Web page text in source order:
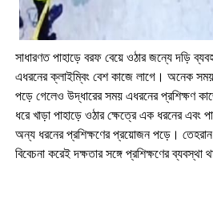
সাধারণত পাহাড়ে বরফ বেয়ে ওঠার জন্যে দড়ি
এধরনের ক্লাইম্বিং বেশ কাজে লাগে। অনেক
পড়ে গেলেও উদ্ধারের সময় এধরনের প্রশিক্ষণ
ধরে খাড়া পাহাড়ে ওঠার ক্ষেত্রে এক ধরনের এবং
অন্য ধরনের প্রশিক্ষণের প্রয়োজন পড়ে।
বিবেচনা করেই দক্ষতার সঙ্গে প্রশিক্ষণের